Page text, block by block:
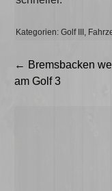
Kategorien:Golf III,
Beitragsnavigation
← Bremsbacken
am Golf 3